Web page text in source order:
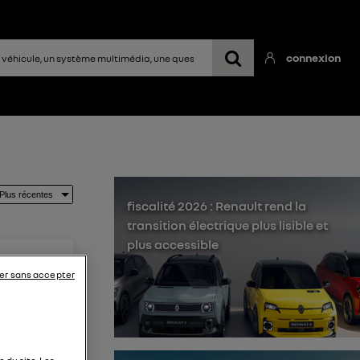
connexion
,
fiscalité 2026 : Renault rend la
transition électrique plus lisible et
plus accessible
sans accepter